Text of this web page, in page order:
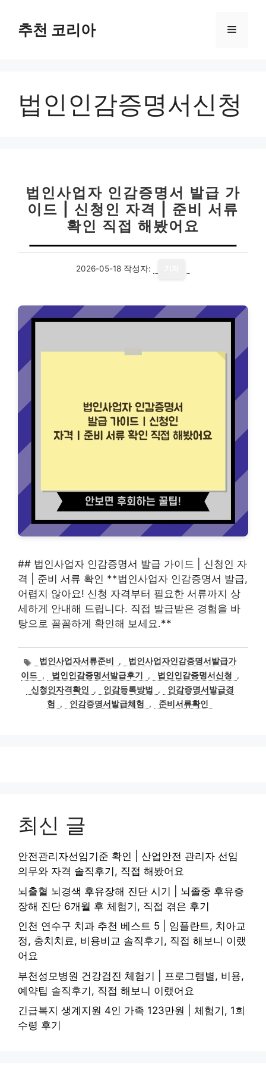
추천 코리아 메
법인인감증명서신청
법인사업자 인감증명서 발급 가
이드 | 신청인 자격 | 준비 서류
확인 직접 해봤어요
2026-05-18 작성자:
## 법인사업자 인감증명서 발급 가이드 | 신청인 자
격 | 준비 서류 확인 **법인사업자 인감증명서 발급,
어렵지 않아요! 신청 자격부터 필요한 서류까지 상
세하게 안내해 드립니다. 직접 발급받은 경험을 바
탕으로 꼼꼼하게 확인해 보세요.**
태
그
법인사업자서류준비 ,
법인사업자인감증명서발급가
이드 , 법인인감증명서발급후기 , 법인인감증명서신청
,
신청인자격확인
, 인감등록방법 ,
인감증명서발급경
험
, 인감증명서발급체험 , 준비서류확인
최신 글
안전관리자선임기준 확인 | 산업안전 관리자 선임
의무와 자격 솔직후기, 직접 해봤어요
뇌출혈 뇌경색 후유장해 진단 시기 | 뇌졸중 후유증
장해 진단 6개월 후 체험기, 직접 겪은 후기
인천 연수구 치과 추천 베스트 5 | 임플란트, 치아교
정, 충치치료, 비용비교 솔직후기, 직접 해보니 이랬
어요
부천성모병원 건강검진 체험기 | 프로그램별, 비용,
예약팁 솔직후기, 직접 해보니 이랬어요
긴급복지 생계지원 4인 가족 123만원 | 체험기, 1회
수령 후기